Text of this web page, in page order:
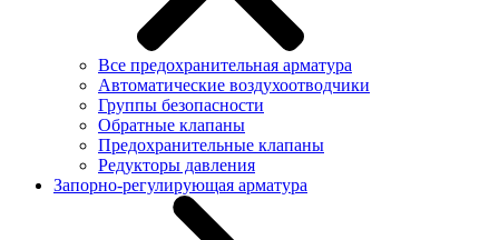
Все предохранительная арматура
Автоматические воздухоотводчики
Группы безопасности
Обратные клапаны
Предохранительные клапаны
Редукторы давления
Запорно-регулирующая арматура